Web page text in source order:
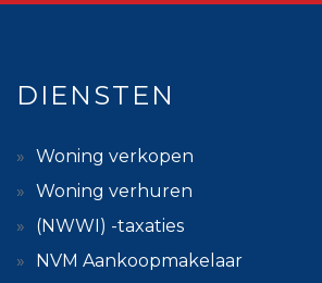
DIENSTEN
Woning verkopen
Woning verhuren
(NWWI) -taxaties
NVM Aankoopmakelaar